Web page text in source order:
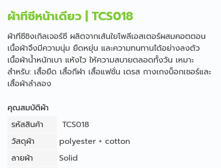
ผ้าทีซีหน้าเดียว | TCS018
ผ้าทีซีซิงเกิลเจอร์ซี ผลิตจากเส้นใยโพลีเอสเตอร์ผสมคอตตอน
เนื้อผ้าจึงมีความนุ่ม ยืดหยุ่น และความทนทานได้อย่างลงตัว
เนื้อผ้าน้ำหนักเบา แห้งไว ให้ความสบายตลอดทั้งวัน เหมาะ
สำหรับ: เสื้อยืด เสื้อกีฬา เสื้อแฟชั่น เดรส กางเกงบ็อกเซอร์และ
เสื้อผ้าลำลอง
คุณสมบัติผ้า
รหัสสินค้า
TCS018
วัสดุผ้า
polyester + cotton
ลายผ้า
Solid